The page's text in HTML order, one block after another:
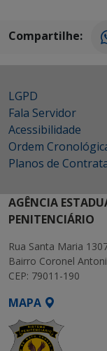
Compartilhe:
LGPD
Fala Servidor
Acessibilidade
Ordem
Planos de
AGÊNCIA
PENITENCIÁRIO
Rua Santa Maria
Bairro Coronel
CEP: 79011-190
MAPA